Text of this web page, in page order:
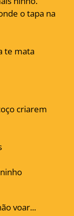
o tapa na
te mata
criarem
voar...